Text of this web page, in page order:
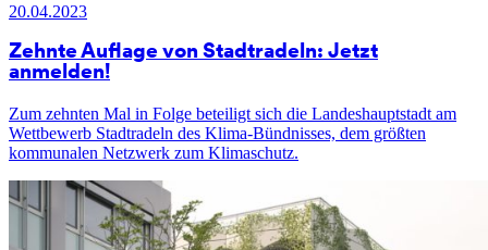
20.04.2023
Zehnte Auflage von Stadtradeln: Jetzt
anmelden!
Zum zehnten Mal in Folge beteiligt sich die Landeshauptstadt am
Wettbewerb Stadtradeln des Klima-Bündnisses, dem größten
kommunalen Netzwerk zum Klimaschutz.